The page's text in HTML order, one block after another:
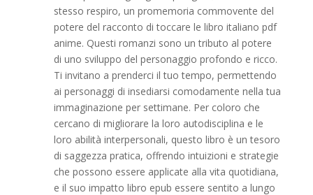
stesso respiro, un promemoria commovente del
potere del racconto di toccare le libro italiano pdf
anime. Questi romanzi sono un tributo al potere
di uno sviluppo del personaggio profondo e ricco.
Ti invitano a prenderci il tuo tempo, permettendo
ai personaggi di insediarsi comodamente nella tua
immaginazione per settimane. Per coloro che
cercano di migliorare la loro autodisciplina e le
loro abilità interpersonali, questo libro è un tesoro
di saggezza pratica, offrendo intuizioni e strategie
che possono essere applicate alla vita quotidiana,
e il suo impatto libro epub essere sentito a lungo